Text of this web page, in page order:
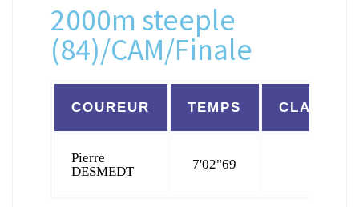
2000m steeple
(84)/CAM/Finale
COUREUR TEMPS
Pierre
DESMEDT
7'02"69